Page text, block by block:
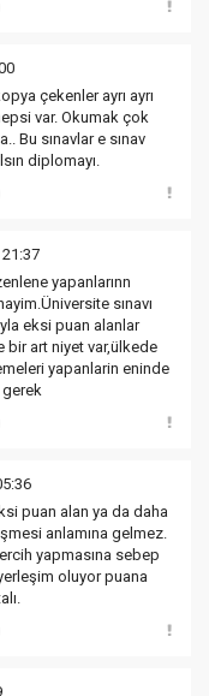
çekenler ayrı ayrı
var. Okumak çok
Bu sınavlar e sınav
diplomayı.
yapanlarınn
sınavı
eksi puan alanlar
bir art niyet var,ülkede
yapanlarin eninde
puan alan ya da daha
anlamına gelmez.
yapmasına sebep
oluyor puana